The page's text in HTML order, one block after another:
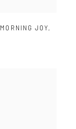
MORNING JOY,